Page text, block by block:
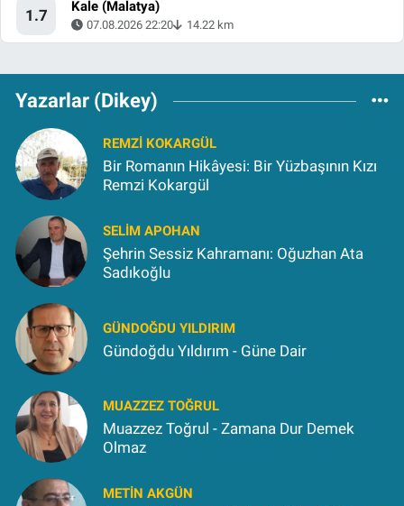
1.7 Kale (Malatya)
07.08.2026 22:20 14.22 km
Yazarlar (Dikey)
REMZI KOKARGÜL
Bir Romanın Hikâyesi: Bir Yüzbaşının Kızı
Remzi Kokargül
SELIM APOHAN
Şehrin Sessiz Kahramanı: Oğuzhan Ata
Sadıkoğlu
GÜNDOĞDU YILDIRIM
Gündoğdu Yıldırım - Güne Dair
MUAZZEZ TOĞRUL
Muazzez Toğrul - Zamana Dur Demek
Olmaz
METIN AKGÜN